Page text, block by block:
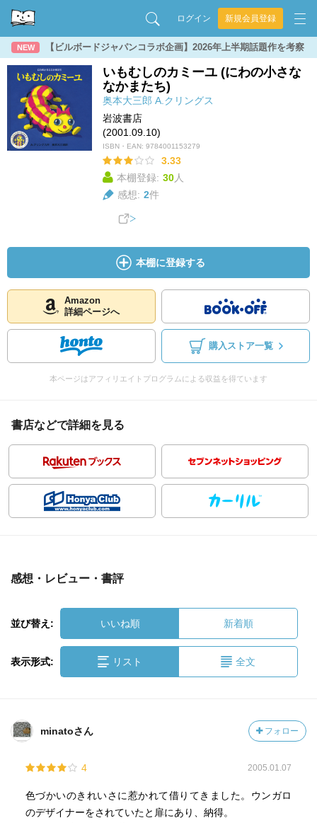
ログイン 新規会員登録
NEW 【ビルボードジャパンコラボ企画】2026年上半期話題作を考察
いもむしのカミーユ (にわの小さな
なかまたち)
奥本大三郎 A.クリングス
岩波書店
(2001.09.10)
ISBN・EAN: 9784001153279
3.33
本棚登録: 30人
感想: 2件
本棚に登録する
Amazon
詳細ページへ
購入ストア一覧
本ページはアフィリエイトプログラムによる収益を得ています
書店などで詳細を見る
感想・レビュー・書評
並び替え: いいね順 新着順
表示形式: リスト 全文
minatoさん フォロー
4 2005.01.07
色づかいのきれいさに惹かれて借りてきました。ウンガロ
のデザイナーをされていたと扉にあり、納得。